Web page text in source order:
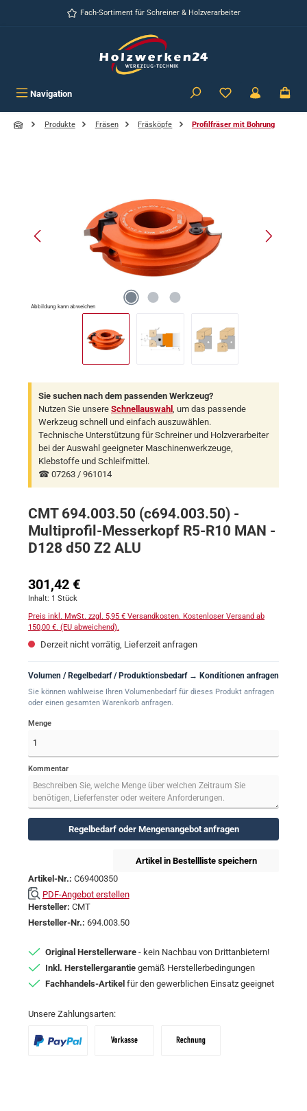
Zum Hauptinhalt springenFach-Sortiment für Schreiner & Holzverarbeiter
Navigation
Produkte Fräsen Fräsköpfe Profilfräser mit Bohrung
Abbildung kann abweichen
Sie suchen nach dem passenden Werkzeug?
Nutzen Sie unsere Schnellauswahl , um das passende
Werkzeug schnell und einfach auszuwählen.
Technische Unterstützung für Schreiner und Holzverarbeiter
bei der Auswahl geeigneter Maschinenwerkzeuge,
Klebstoffe und Schleifmittel.
☎ 07263 / 961014
CMT 694.003.50 (c694.003.50) -
Multiprofil-Messerkopf R5-R10 MAN -
D128 d50 Z2 ALU
Regulärer Preis:
301,42 €
Inhalt: 1 Stück
Preis inkl. MwSt. zzgl. 5,95 € Versandkosten. Kostenloser Versand ab
150,00 €. (EU abweichend).
Derzeit nicht vorrätig, Lieferzeit anfragen
Volumen / Regelbedarf / Produktionsbedarf → Konditionen anfragen
Sie können wahlweise Ihren Volumenbedarf für dieses Produkt anfragen
oder einen gesamten Warenkorb anfragen.
Menge
Kommentar
Regelbedarf oder Mengenangebot anfragen
Artikel in Bestellliste speichern
Artikel-Nr.: C69400350
PDF-Angebot erstellen
Hersteller: CMT
Hersteller-Nr.: 694.003.50
Original Herstellerware - kein Nachbau von Drittanbietern!
Inkl. Herstellergarantie gemäß Herstellerbedingungen
Fachhandels-Artikel für den gewerblichen Einsatz geeignet
Unsere Zahlungsarten: